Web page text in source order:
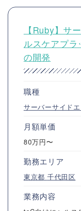
【Ruby】サ
ルスケアプ
の開発
職種
サーバーサイド
月額単価
80万円〜
勤務エリア
東京都 千代田区
業務内容